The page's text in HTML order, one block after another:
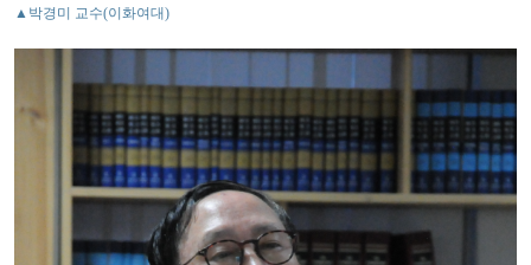
▲박경미 교수(이화여대)